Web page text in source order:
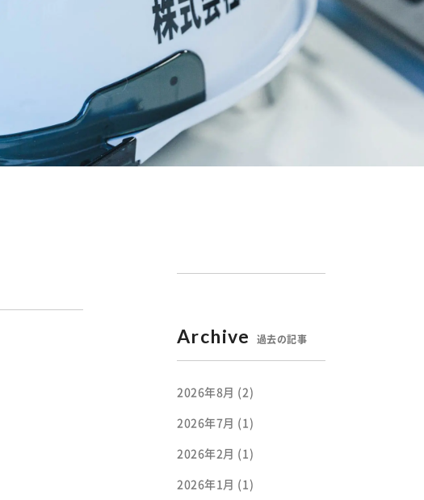
各種表彰
工事進捗現場ブログ
環境への取り組み
過去の記事
2026年8月 (2)
2026年7月 (1)
2026年2月 (1)
2026年1月 (1)